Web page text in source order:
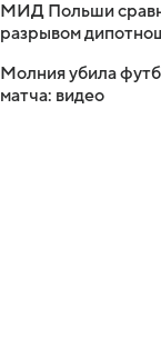
МИД Польши
разрывом
Молния убила
матча: видео